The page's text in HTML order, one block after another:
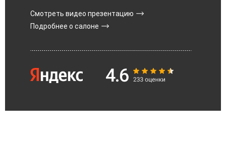
Смотреть видео презентацию
Подробнее о салоне